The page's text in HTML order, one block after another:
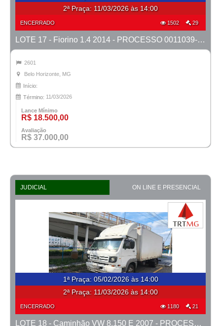
2ª Praça: 11/03/2026 às 14:00
ENCERRADO 1502 29
LOTE 17 - Fiorino 1.4 2014 - PROCESSO 0011039-27.2023-42ª BH
2601
Belo Horizonte, MG
Início:
Término: 11/03/2026
Lance Mínimo
R$ 18.500,00
Avaliação
R$ 37.000,00
JUDICIAL ON LINE E PRESENCIAL
1ª Praça: 05/02/2026 às 14:00
2ª Praça: 11/03/2026 às 14:00
ENCERRADO 1180 21
LOTE 18 - Caminhão VW 8.150 E 2007 - PROCESSO 0011039-27.2023-42ª BH